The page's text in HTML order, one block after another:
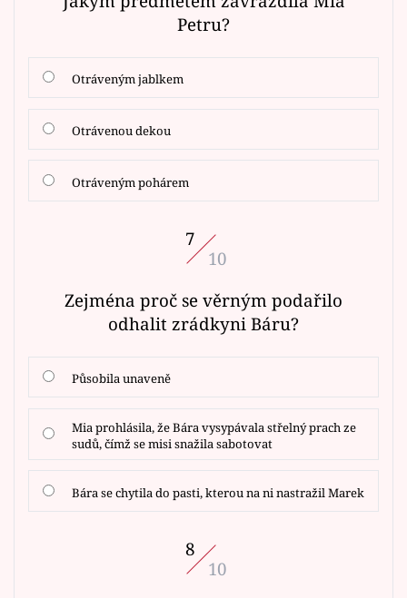
Petru?
Otráveným jablkem
Otrávenou dekou
Otráveným pohárem
7
10
Zejména proč se věrným podařilo
odhalit zrádkyni Báru?
Působila unaveně
Mia prohlásila, že Bára vysypávala střelný prach ze
sudů, čímž se misi snažila sabotovat
Bára se chytila do pasti, kterou na ni nastražil Marek
8
10